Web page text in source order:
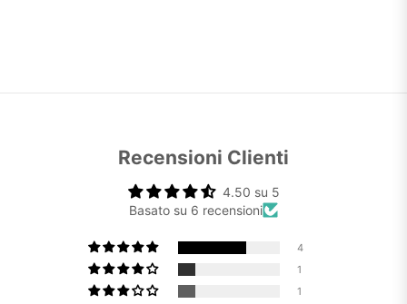
Recensioni Clienti
4.50 su 5
Basato su 6 recensioni
4
1
1